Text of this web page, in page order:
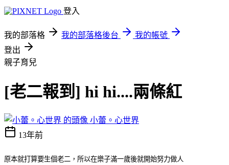
登入
我的部落格 我的部落格後台
我的帳號
登出
親子育兒
[老二報到] hi hi....兩條紅
小蕾。心世界
13年前
原本就打算要生個老二，所以在樂子滿一歲後就開始努力做人